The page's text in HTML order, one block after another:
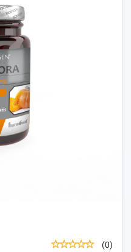
(0)